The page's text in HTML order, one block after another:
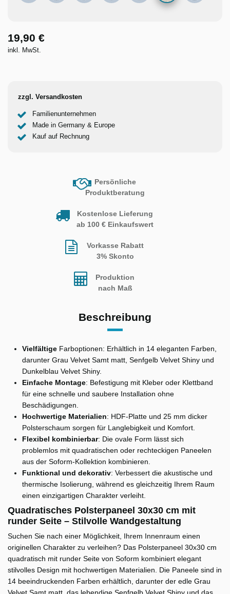
19,90 €
inkl. MwSt.
zzgl. Versandkosten
Familienunternehmen
Made in Germany & Europe
Kauf auf Rechnung
Persönliche
Produktberatung
Kostenlose Lieferung
ab 100 € Einkaufswert
Vorkasse Rabatt
3% Skonto
Produktion
nach Maß
Beschreibung
Vielfältige Farboptionen: Erhältlich in 14 eleganten Farben,
darunter Grau Velvet Samt matt, Senfgelb Velvet Shiny und
Dunkelblau Velvet Shiny.
Einfache Montage: Befestigung mit Kleber oder Klettband
für eine schnelle und saubere Installation ohne
Beschädigungen.
Hochwertige Materialien: HDF-Platte und 25 mm dicker
Polsterschaum sorgen für Langlebigkeit und Komfort.
Flexibel kombinierbar: Die ovale Form lässt sich
problemlos mit quadratischen oder rechteckigen Paneelen
aus der Soform-Kollektion kombinieren.
Funktional und dekorativ: Verbessert die akustische und
thermische Isolierung, während es gleichzeitig Ihrem Raum
einen einzigartigen Charakter verleiht.
Quadratisches Polsterpaneel 30x30 cm mit
runder Seite – Stilvolle Wandgestaltung
Suchen Sie nach einer Möglichkeit, Ihrem Innenraum einen
originellen Charakter zu verleihen? Das Polsterpaneel 30x30 cm
quadratisch mit runder Seite von Soform kombiniert elegant
stilvolles Design mit hochwertigen Materialien. Die Paneele sind in
14 beeindruckenden Farben erhältlich, darunter der edle Grau